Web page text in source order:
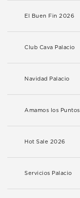
El Buen Fin 2026
Club Cava Palacio
Navidad Palacio
Amamos los Puntos
Hot Sale 2026
Servicios Palacio